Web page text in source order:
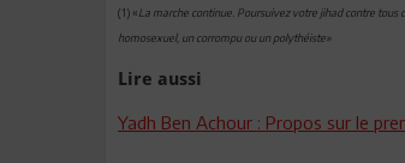
(1) «La marche continue. Poursuivez votre jihad contre tous
homosexuel, un corrompu ou un polythéiste»
Lire aussi
Yadh Ben Achour : Propos sur le